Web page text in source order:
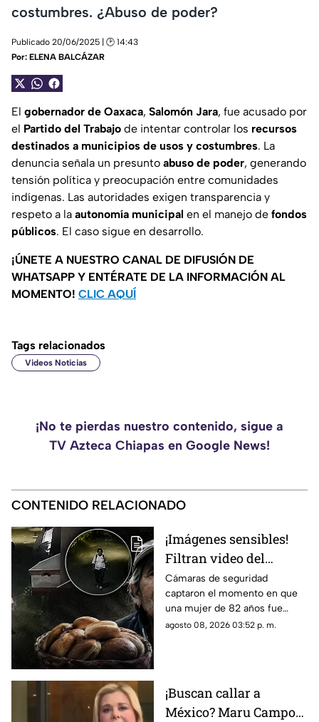
costumbres. ¿Abuso de poder?
Publicado 20/06/2025 | 🕑 14:43
Por: ELENA BALCÁZAR
El gobernador de Oaxaca, Salomón Jara, fue acusado por
el Partido del Trabajo de intentar controlar los recursos
destinados a municipios de usos y costumbres. La
denuncia señala un presunto abuso de poder, generando
tensión política y preocupación entre comunidades
indígenas. Las autoridades exigen transparencia y
respeto a la autonomía municipal en el manejo de fondos
públicos. El caso sigue en desarrollo.
¡ÚNETE A NUESTRO CANAL DE DIFUSIÓN DE
WHATSAPP Y ENTÉRATE DE LA INFORMACIÓN AL
MOMENTO! CLIC AQUÍ
Tags relacionados
Videos Noticias
¡No te pierdas nuestro contenido, sigue a
TV Azteca Chiapas en Google News!
CONTENIDO RELACIONADO
¡Imágenes sensibles!
Filtran video del
asesinato de abuelita
vendedora de cemitas
en Puebla: le robaron
unos pesos
Cámaras de seguridad
captaron el momento en que
una mujer de 82 años fue
asesinada al regresar de
agosto 08, 2026 03:52 p. m.
¡Buscan callar a
México? Maru Campos